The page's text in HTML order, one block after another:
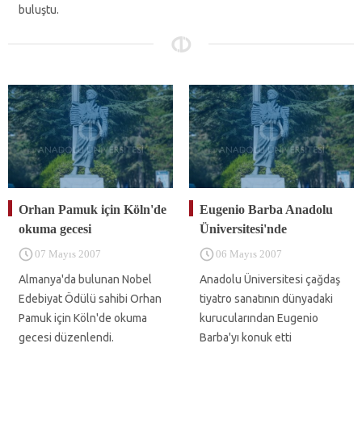
buluştu.
Orhan Pamuk için Köln'de
okuma gecesi
07 Mayıs 2007
Almanya'da bulunan Nobel
Edebiyat Ödülü sahibi Orhan
Pamuk için Köln'de okuma
gecesi düzenlendi.
Eugenio Barba Anadolu
Üniversitesi'nde
06 Mayıs 2007
Anadolu Üniversitesi çağdaş
tiyatro sanatının dünyadaki
kurucularından Eugenio
Barba'yı konuk etti